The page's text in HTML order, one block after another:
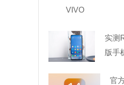
VIVO
实测
版手
官